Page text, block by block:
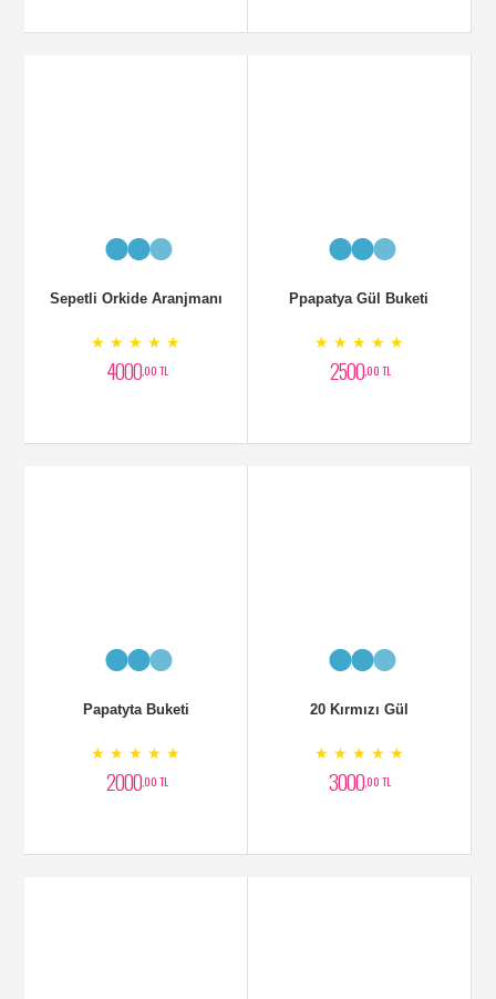
Sepetli Orkide Aranjmanı
★ ★ ★ ★ ★
4000,00 TL
Ppapatya Gül Buketi
★ ★ ★ ★ ★
2500,00 TL
Papatyta Buketi
★ ★ ★ ★ ★
2000,00 TL
20 Kırmızı Gül
★ ★ ★ ★ ★
3000,00 TL